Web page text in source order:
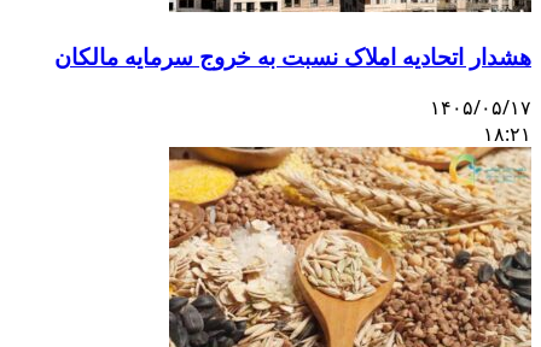
هشدار اتحادیه املاک نسبت به خروج سرمایه مالکان
۱۴۰۵/۰۵/۱۷
۱۸:۲۱